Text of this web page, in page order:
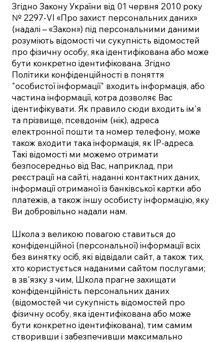
Згідно Закону України від 01 червня 2010 року
№ 2297-VI «Про захист персональних даних»
(надалі – «Закон») під персональними даними
розуміють відомості чи сукупність відомостей
про фізичну особу, яка ідентифікована або може
бути конкретно ідентифікована. Згідно
Політики конфіденційності в поняття
"особистої інформації" входить інформація, або
частина інформації, котра дозволяє Вас
ідентифікувати. Як правило сюди входить ім'я
та прізвище, псевдонім (нік), адреса
електронної пошти та номер телефону, може
також входити така інформація, як IP-адреса.
Такі відомості ми можемо отримати
безпосередньо від Вас, наприклад, при
реєстрації на сайті, наданні контактних даних,
інформації отриманої із банківської картки або
платежів, а також іншу особисту інформацію, яку
Ви добровільно надали нам.
Школа з великою повагою ставиться до
конфіденційної (персональної) інформації всіх
без винятку осіб, які відвідали сайт, а також тих,
хто користується наданими сайтом послугами;
в зв'язку з чим, Школа прагне захищати
конфіденційність персональних даних
(відомостей чи сукупність відомостей про
фізичну особу, яка ідентифікована або може
бути конкретно ідентифікована), тим самим
створивши і забезпечивши максимально